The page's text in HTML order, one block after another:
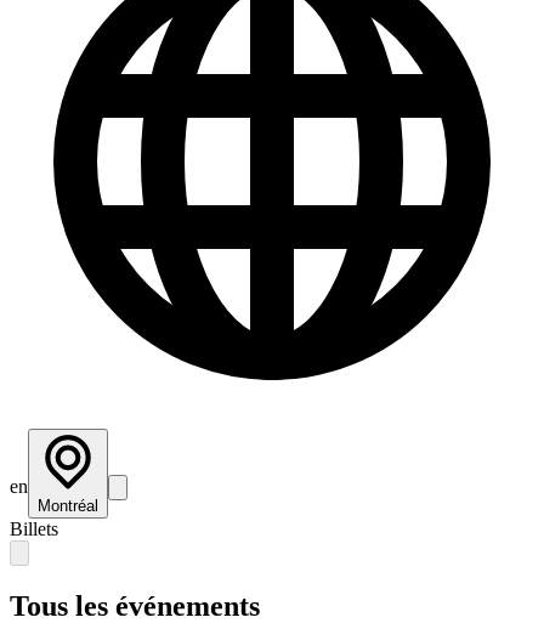
en
Montréal
Billets
Tous les événements